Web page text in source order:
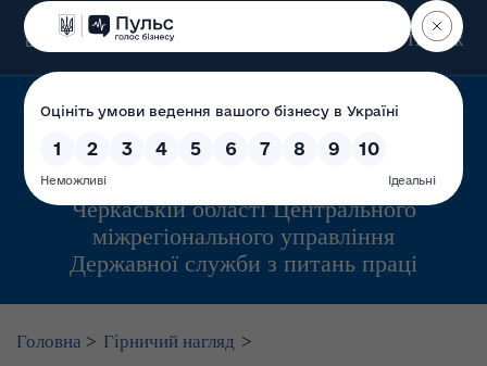
Пошук
Управління інспекційної діяльності у
Черкаській області Центрального
міжрегіонального управління
Державної служби з питань праці
Головна > Гірничий нагляд >